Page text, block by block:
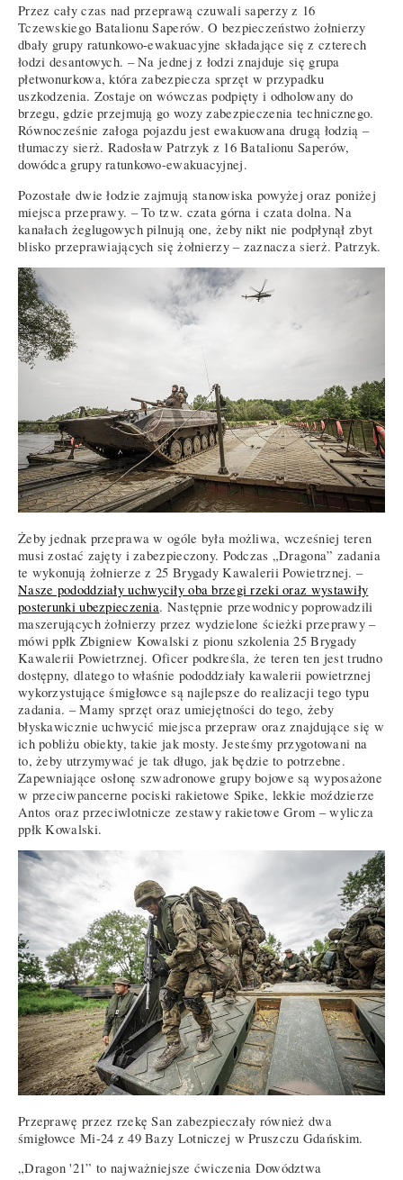
Przez cały czas nad przeprawą czuwali saperzy z 16
Tczewskiego Batalionu Saperów. O bezpieczeństwo żołnierzy
dbały grupy ratunkowo-ewakuacyjne składające się z czterech
łodzi desantowych. – Na jednej z łodzi znajduje się grupa
płetwonurkowa, która zabezpiecza sprzęt w przypadku
uszkodzenia. Zostaje on wówczas podpięty i odholowany do
brzegu, gdzie przejmują go wozy zabezpieczenia technicznego.
Równocześnie załoga pojazdu jest ewakuowana drugą łodzią –
tłumaczy sierż. Radosław Patrzyk z 16 Batalionu Saperów,
dowódca grupy ratunkowo-ewakuacyjnej.
Pozostałe dwie łodzie zajmują stanowiska powyżej oraz poniżej
miejsca przeprawy. – To tzw. czata górna i czata dolna. Na
kanałach żeglugowych pilnują one, żeby nikt nie podpłynął zbyt
blisko przeprawiających się żołnierzy – zaznacza sierż. Patrzyk.
Żeby jednak przeprawa w ogóle była możliwa, wcześniej teren
musi zostać zajęty i zabezpieczony. Podczas „Dragona” zadania
te wykonują żołnierze z 25 Brygady Kawalerii Powietrznej. –
Nasze pododdziały uchwyciły oba brzegi rzeki oraz wystawiły
posterunki ubezpieczenia. Następnie przewodnicy poprowadzili
maszerujących żołnierzy przez wydzielone ścieżki przeprawy –
mówi ppłk Zbigniew Kowalski z pionu szkolenia 25 Brygady
Kawalerii Powietrznej. Oficer podkreśla, że teren ten jest trudno
dostępny, dlatego to właśnie pododdziały kawalerii powietrznej
wykorzystujące śmigłowce są najlepsze do realizacji tego typu
zadania. – Mamy sprzęt oraz umiejętności do tego, żeby
błyskawicznie uchwycić miejsca przepraw oraz znajdujące się w
ich pobliżu obiekty, takie jak mosty. Jesteśmy przygotowani na
to, żeby utrzymywać je tak długo, jak będzie to potrzebne.
Zapewniające osłonę szwadronowe grupy bojowe są wyposażone
w przeciwpancerne pociski rakietowe Spike, lekkie moździerze
Antos oraz przeciwlotnicze zestawy rakietowe Grom – wylicza
ppłk Kowalski.
Przeprawę przez rzekę San zabezpieczały również dwa
śmigłowce Mi-24 z 49 Bazy Lotniczej w Pruszczu Gdańskim.
„Dragon '21” to najważniejsze ćwiczenia Dowództwa